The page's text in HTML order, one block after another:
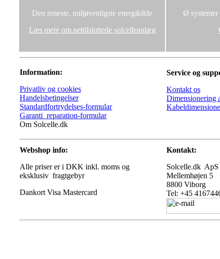
Den reneste, miljøvenligste energikilde
Læs mere om nettilsluttede solcelleanlæg
Ø
Information:
Privatliv og cookies
Handelsbetingelser
Standardfortrydelses-formular
Garanti_reparation-formular
Om Solcelle.dk
Service og
Kontakt os
Dimensionering
Webshop info:
Alle priser er i DKK inkl. moms og
eksklusiv fragtgebyr
Kontakt:
Solcelle.dk ApS
Mellemhøjen 5
8800 Viborg
Tel: +45